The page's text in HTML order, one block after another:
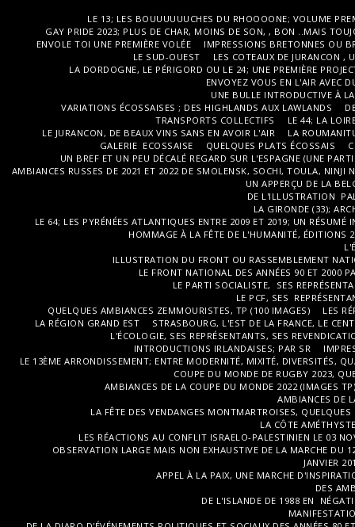
LE 13; LES BOUUUUUUCHES DU RHOOOONE; VOLUME
GAY PRIDE 2023; PLUS DE CHAR, MOINS DE SON, , BON ..MAIS
ENVOLE TOI UNE PREMIÈRE VOLÉE
IMPRESSIONS BRETONNES OU
LE SUD-OUEST
LES COTEAUX DE JURANCON
LA DORDOGNE, LE PÉRIGORD OU LE 24; UNE PREMIÈRE
ENVOYEZ VOUS EN L'AIR
UNE BULLE INTRODUCTIVE À
VARIATIONS ÉCOSSAISES ; DES HIGHLANDS AUX LAWLANDS
TRANSPORTS COLLECTIFS
LE 44; LA
LE JURANCON, DE BEAUX VINS SANS EN AVOIR L'AIR
LA
GALERIE ECOSSAISE
QUELQUES PLATS ÉCOSSAIS
UN BREF ET UN PEU DÉCALÉ REGARD SUR L'ESPAGNE (UNE
AMBIANCES RUSSES DE 2021 ET 2022 DE SMOLENSK, SOCHI, TOULA, NINJI
UN APPERÇU DE LA
DE L'ILLUSTRATION
LA GIRONDE (33);
LE 64; LES PYRÉNÉES ATLANTIQUES ENTRE 2009 ET 2019; UN RÉSUMÉ
HOMMAGE À LA FÊTE DE L'HUMANITÉ, ÉDITIONS
ILLUSTRATION DU FRONT OU RASSEMBLEMENT
LE FRONT NATIONAL DES ANNÉES 90 ET 2000
LE PARTI SOCIALISTE, SES
LE PCF, SES
QUELQUES AMBIANCES ZEMMOURISTES, TP (100 IMAGES)
LES
LA RÉGION GRAND EST
STRASBOURG, L'EST DE LA FRANCE, LE
L'ÉCOLOGIE, SES REPRÉSENTANTS, SES
INTRODUCTIONS IRLANDAISES; PAR SR
LE 13ÈME ARRONDISSEMENT; ENTRE MODERNITÉ, MIXITÉ, DIVERSITÉS,
COUPE DU MONDE DE RUGBY 2023,
AMBIANCES DE LA COUPE DU MONDE 2022 (IMAGES TP)
AMBIANCES DE
LA FÊTE DES VENDANGES MONTMARTROISES,
LA CÔTE
LES RÉACTIONS AU CONFLIT ISRAELO-PALESTINIEN LE 03
OBSERVATION LARGE MAIS NON EXHAUSTIVE DE LA MARCHE DU
JANVIER
APPEL À LA PAIX, UNE MARCHE
DES
DE L'ISLANDE DE 1988 EN